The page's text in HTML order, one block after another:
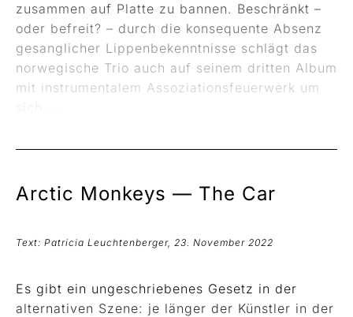
zusammen auf Platte zu bannen. Beschränkt –
oder befreit? – durch die konsequente Absenz
gesanglicher Lippenbekenntnisse schlägt das
norwegische Trio auch auf seinem dritten Album
mit instrumentalem Assoziationsfeuerwerk um
Arctic Monkeys — The Car
Text: Patricia Leuchtenberger, 23. November 2022
Es gibt ein ungeschriebenes Gesetz in der
alternativen Szene: je länger der Künstler in der